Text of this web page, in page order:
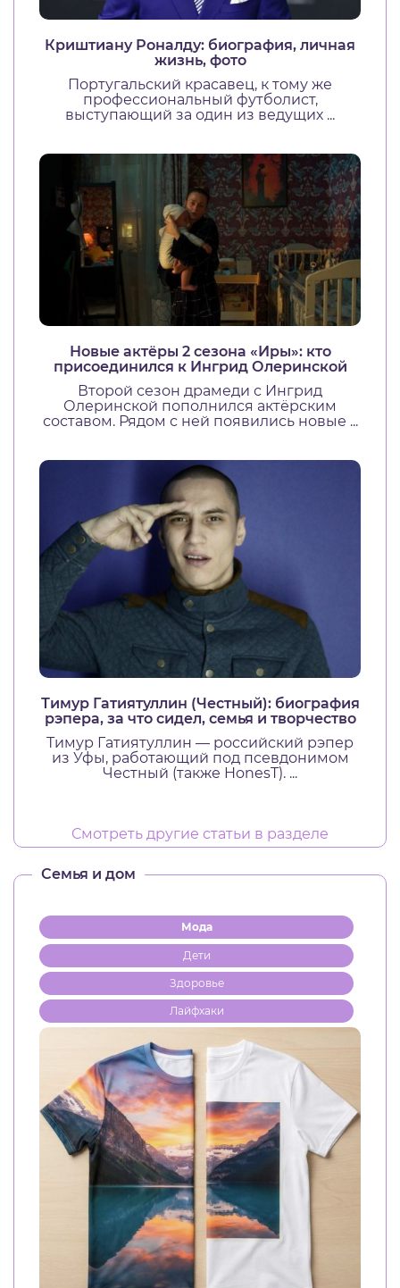
Криштиану Роналду: биография, личная
жизнь, фото
Португальский красавец, к тому же
профессиональный футболист,
выступающий за один из ведущих ...
Новые актёры 2 сезона «Иры»: кто
присоединился к Ингрид Олеринской
Второй сезон драмеди с Ингрид
Олеринской пополнился актёрским
составом. Рядом с ней появились новые ...
Тимур Гатиятуллин (Честный): биография
рэпера, за что сидел, семья и творчество
Тимур Гатиятуллин — российский рэпер
из Уфы, работающий под псевдонимом
Честный (также HonesT). ...
Смотреть другие статьи в разделе
Семья и дом
Мода
Дети
Здоровье
Лайфхаки